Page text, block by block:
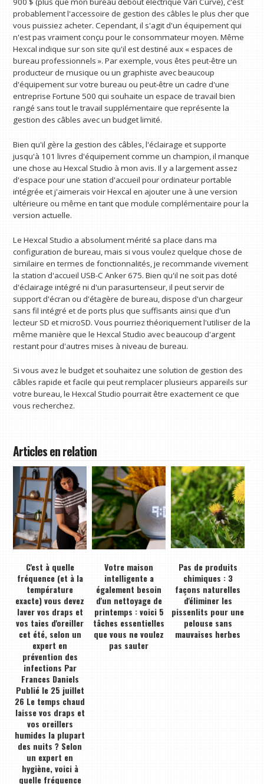
probablement l'accessoire de gestion des câbles le plus cher que
vous puissiez acheter. Cependant, il s'agit d'un équipement qui
n'est pas vraiment conçu pour le consommateur moyen. Même
Hexcal indique sur son site qu'il est destiné aux « espaces de
bureau professionnels ». Par exemple, vous êtes peut-être un
producteur de musique ou un graphiste avec beaucoup
d'équipement sur votre bureau ou peut-être un cadre d'une
entreprise Fortune 500 qui souhaite un espace de travail bien
rangé sans tout le travail supplémentaire que représente la
gestion des câbles avec un budget limité.
Bien qu'il gère la gestion des câbles, l'éclairage et supporte
jusqu'à 101 livres d'équipement comme un champion, il manque
une chose au Hexcal Studio à mon avis. Il y a largement assez
d'espace pour une station d'accueil pour ordinateur portable
intégrée et j'aimerais voir Hexcal en ajouter une à une version
ultérieure ou même en tant que module complémentaire pour la
version actuelle.
Le Hexcal Studio a absolument mérité sa place dans ma
configuration de bureau, mais si vous voulez quelque chose de
similaire en termes de fonctionnalités, je recommande vivement
la station d'accueil USB-C Anker 675. Bien qu'il ne soit pas doté
d'éclairage intégré ni d'un parasurtenseur, il peut servir de
support d'écran ou d'étagère de bureau, dispose d'un chargeur
sans fil intégré et de ports plus que suffisants ainsi que d'un
lecteur SD et microSD. Vous pourriez théoriquement l'utiliser de la
même manière que le Hexcal Studio avec beaucoup d'argent
restant pour d'autres mises à niveau de bureau.
Si vous avez le budget et souhaitez une solution de gestion des
câbles rapide et facile qui peut remplacer plusieurs appareils sur
votre bureau, le Hexcal Studio pourrait être exactement ce que
vous recherchez.
Articles en relation
C'est à quelle
fréquence (et à la
température
exacte) vous devez
laver vos draps et
vos taies d'oreiller
cet été, selon un
expert en
prévention des
infections Par
Frances Daniels
Publié le 25 juillet
26 Le temps chaud
laisse vos draps et
vos oreillers
humides la plupart
des nuits ? Selon
un expert en
hygiène, voici à
quelle fréquence
Votre maison
intelligente a
également besoin
d'un nettoyage de
printemps : voici 5
tâches essentielles
que vous ne voulez
pas sauter
Pas de produits
chimiques : 3
façons naturelles
d'éliminer les
pissenlits pour une
pelouse sans
mauvaises herbes